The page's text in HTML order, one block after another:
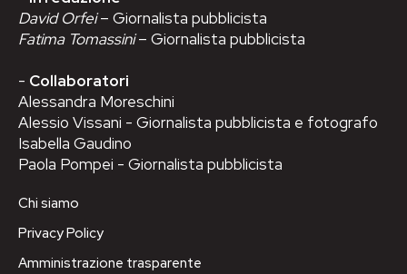
David Orfei– Giornalista pubblicista
Fatima Tomassini– Giornalista pubblicista
- Collaboratori
Alessandra Moreschini
Alessio Vissani - Giornalista pubblicista e fotografo
Isabella Gaudino
Paola Pompei - Giornalista pubblicista
Chi siamo
Privacy Policy
Amministrazione trasparente